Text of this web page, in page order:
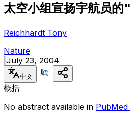
太空小组宣扬宇航员的"
Reichhardt Tony
Nature
July 23, 2004
中文
概括
No abstract available in PubMed